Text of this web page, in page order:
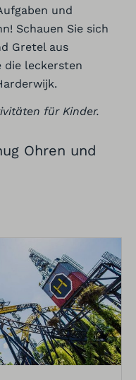
und
Schauen Sie sich
Gretel aus
die leckersten
für Kinder.
Ohren und